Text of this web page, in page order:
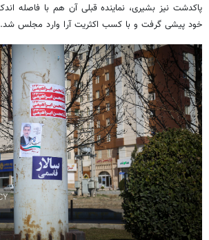
خود پیشی گرفت و با کسب اکثریت آرا وارد مجلس شد.